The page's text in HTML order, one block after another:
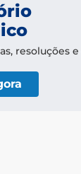
resoluções